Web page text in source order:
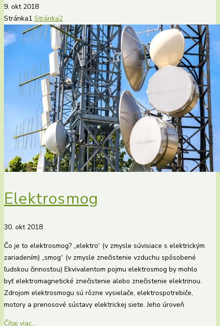
9. okt 2018
Stránka1 Stránka2
Elektrosmog
30. okt 2018
Čo je to elektrosmog? „elektro“ (v zmysle súvisiace s elektrickým
zariadením) „smog“ (v zmysle znečistenie vzduchu spôsobené
ľudskou činnosťou) Ekvivalentom pojmu elektrosmog by mohlo
byť elektromagnetické znečistenie alebo znečistenie elektrinou.
Zdrojom elektrosmogu sú rôzne vysielače, elektrospotrebiče,
motory a prenosové sústavy elektrickej siete. Jeho úroveň
Čítaj viac...